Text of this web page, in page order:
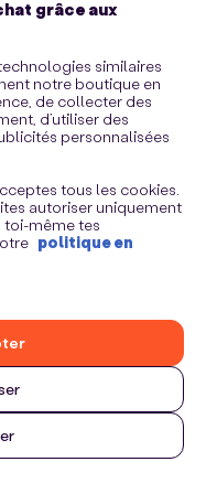
grâce aux
similaires
notre boutique en
de collecter des
d’utiliser des
personnalisées
tous les cookies.
autoriser uniquement
toi-même tes
politique en